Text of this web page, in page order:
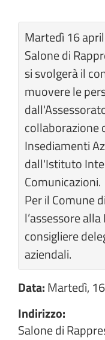
Martedì 16
Salone di
si svolgerà il
muovere le
collaborazione
Insediamenti
dall'Istituto
Comunicazioni.
Per il Comune
l’assessore
consigliere
aziendali.
Data:Martedì,
Indirizzo:
Salone di